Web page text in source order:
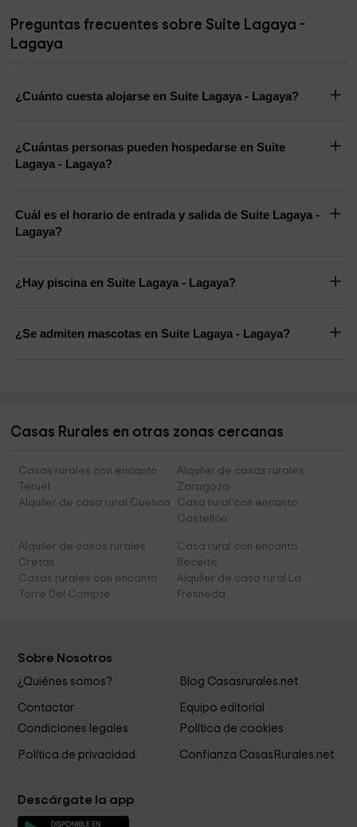
Preguntas frecuentes sobre Suite Lagaya -
Lagaya
¿Cuánto cuesta alojarse en Suite Lagaya - Lagaya?
¿Cuántas personas pueden hospedarse en Suite
Lagaya - Lagaya?
Cuál es el horario de entrada y salida de Suite Lagaya -
Lagaya?
¿Hay piscina en Suite Lagaya - Lagaya?
¿Se admiten mascotas en Suite Lagaya - Lagaya?
Casas Rurales en otras zonas cercanas
Casas rurales con encanto
Teruel
Alquiler de casas rurales
Zaragoza
Alquiler de casa rural Cuenca
Casa rural con encanto
Castellón
Alquiler de casas rurales
Cretas
Casa rural con encanto
Beceite
Casas rurales con encanto
Torre Del Compte
Alquiler de casa rural La
Fresneda
Sobre Nosotros
¿Quiénes somos? Blog Casasrurales.net
Contactar
Equipo editorial
Condiciones legales
Política de cookies
Política de privacidad Confianza CasasRurales.net
Descárgate la app